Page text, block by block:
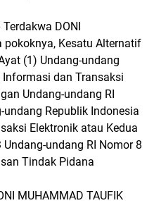
DONI
pokoknya, Kesatu Alternatif
(1) Undang-undang
dan Transaksi
Undang-undang RI
Republik Indonesia
Elektronik atau Kedua
undang RI Nomor 8
Tindak Pidana
MUHAMMAD TAUFIK